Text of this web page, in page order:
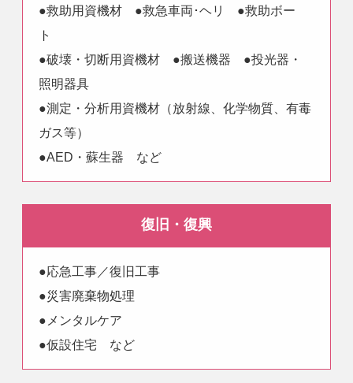
●救助用資機材 ●救急車両･ヘリ ●救助ボー
ト
●破壊・切断用資機材 ●搬送機器 ●投光器・
照明器具
●測定・分析用資機材（放射線、化学物質、有毒
ガス等）
●AED・蘇生器 など
復旧・復興
●応急工事／復旧工事
●災害廃棄物処理
●メンタルケア
●仮設住宅 など